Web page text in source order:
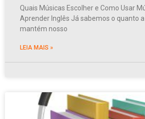
Quais Músicas Escolher e Como Usar
Aprender Inglês Já sabemos o quanto
mantém nosso
LEIA MAIS »